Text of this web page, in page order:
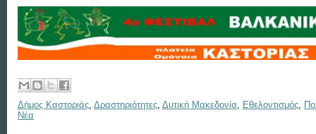
Δήμος Καστοριάς, Δραστηριότητες, Δυτική Μακεδονία, Εθελοντισμός,
Νέα